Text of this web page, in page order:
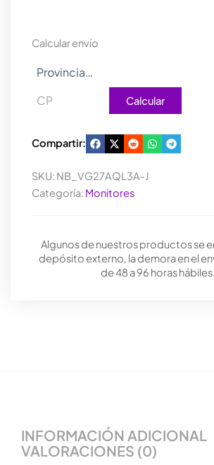
Calcular envío
Calcular
Compartir:
SKU: NB_VG27AQL3A-J
Categoría: Monitores
Algunos de nuestros productos se
depósito externo, la demora en el
de 48 a 96 horas hábiles.
INFORMACIÓN ADICIONAL
VALORACIONES (0)